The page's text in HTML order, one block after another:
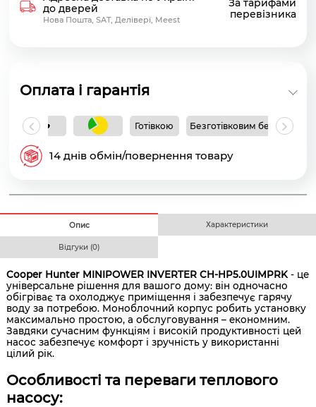
до дверей
Нова Пошта, SAT, Делівері, Meest
За тарифами
перевізника
Оплата і гарантія
Готівкою Безготівковим без ПДВ
14 днів обмін/повернення товару
Опис Характеристики
Відгуки (0)
Cooper Hunter MINIPOWER INVERTER CH-HP5.0UIMPRK- це
універсальне рішення для вашого дому: він одночасно
обігріває та охолоджує приміщення і забезпечує гарячу
воду за потребою. Моноблочний корпус робить установку
максимально простою, а обслуговування – економним.
Завдяки сучасним функціям і високій продуктивності цей
насос забезпечує комфорт і зручність у використанні
цілий рік.
Особливості та переваги теплового
насосу: